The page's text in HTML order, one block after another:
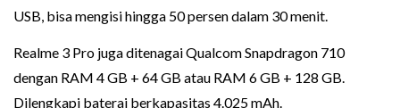
USB, bisa mengisi hingga 50 persen dalam 30 menit.
Realme 3 Pro juga ditenagai Qualcom Snapdragon 710
dengan RAM 4 GB + 64 GB atau RAM 6 GB + 128 GB.
Dilengkapi baterai berkapasitas 4.025 mAh.